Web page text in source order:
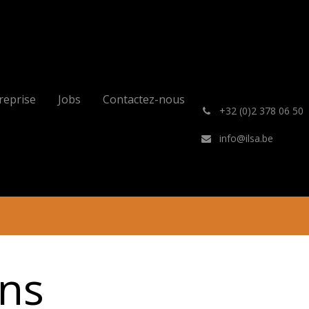
Jobs Contactez-nous
+32 (0)2 378 06 50
info@ilsa.be